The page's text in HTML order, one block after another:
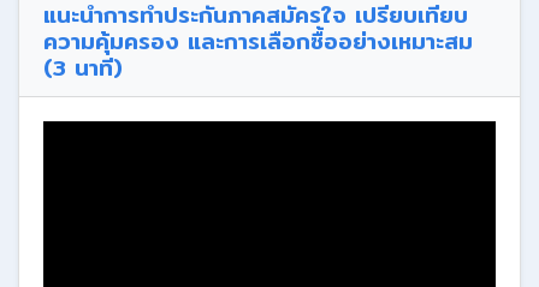
แนะนำการทำประกันภาคสมัครใจ เปรียบเทียบ
ความคุ้มครอง และการเลือกซื้ออย่างเหมาะสม
(3 นาที)